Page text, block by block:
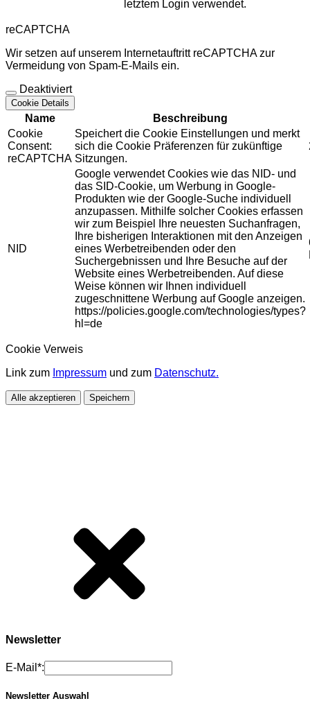
letztem Login verwendet.
reCAPTCHA
Wir setzen auf unserem Internetauftritt reCAPTCHA zur
Vermeidung von Spam-E-Mails ein.
Deaktiviert
Cookie Details
Name
Beschreibung
Cookie
Consent:
reCAPTCHA
Speichert die Cookie Einstellungen und merkt
sich die Cookie Präferenzen für zukünftige
Sitzungen.
NID
Google verwendet Cookies wie das NID- und
das SID-Cookie, um Werbung in Google-
Produkten wie der Google-Suche individuell
anzupassen. Mithilfe solcher Cookies erfassen
wir zum Beispiel Ihre neuesten Suchanfragen,
Ihre bisherigen Interaktionen mit den Anzeigen
eines Werbetreibenden oder den
Suchergebnissen und Ihre Besuche auf der
Website eines Werbetreibenden. Auf diese
Weise können wir Ihnen individuell
zugeschnittene Werbung auf Google anzeigen.
https://policies.google.com/technologies/types?
hl=de
Cookie Verweis
Link zum Impressum und zum Datenschutz.
Alle akzeptieren Speichern
Newsletter
E-Mail*:
Newsletter Auswahl